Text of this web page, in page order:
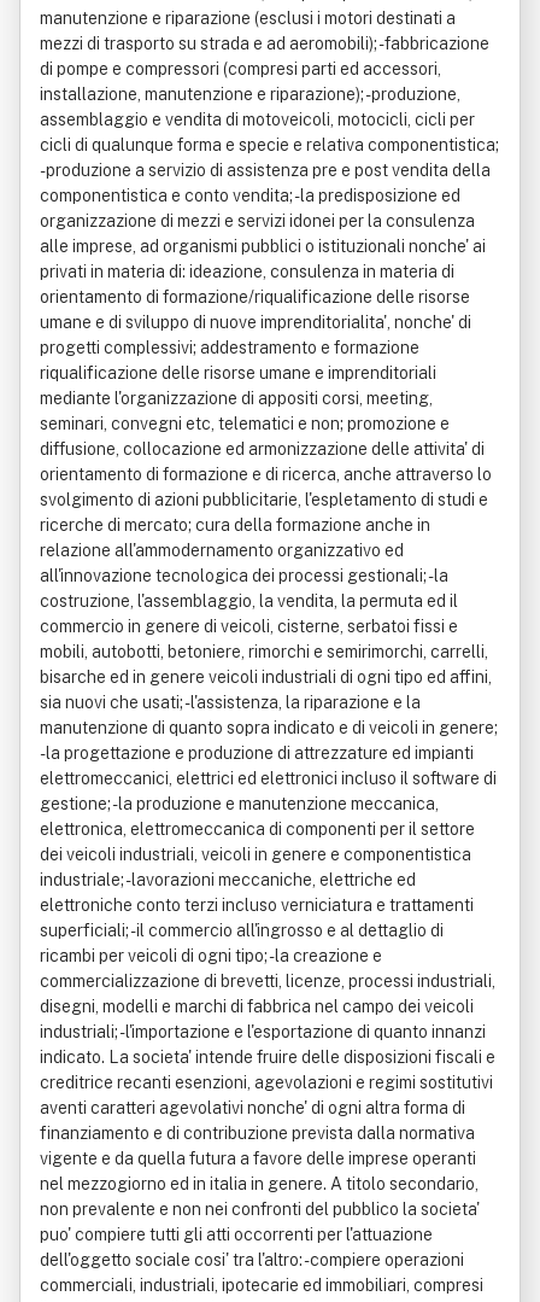
manutenzione e riparazione (esclusi i motori destinati a
mezzi di trasporto su strada e ad aeromobili); - fabbricazione
di pompe e compressori (compresi parti ed accessori,
installazione, manutenzione e riparazione); - produzione,
assemblaggio e vendita di motoveicoli, motocicli, cicli per
cicli di qualunque forma e specie e relativa componentistica;
- produzione a servizio di assistenza pre e post vendita della
componentistica e conto vendita; - la predisposizione ed
organizzazione di mezzi e servizi idonei per la consulenza
alle imprese, ad organismi pubblici o istituzionali nonche' ai
privati in materia di: ideazione, consulenza in materia di
orientamento di formazione/riqualificazione delle risorse
umane e di sviluppo di nuove imprenditorialita', nonche' di
progetti complessivi; addestramento e formazione
riqualificazione delle risorse umane e imprenditoriali
mediante l'organizzazione di appositi corsi, meeting,
seminari, convegni etc, telematici e non; promozione e
diffusione, collocazione ed armonizzazione delle attivita' di
orientamento di formazione e di ricerca, anche attraverso lo
svolgimento di azioni pubblicitarie, l'espletamento di studi e
ricerche di mercato; cura della formazione anche in
relazione all'ammodernamento organizzativo ed
all'innovazione tecnologica dei processi gestionali; - la
costruzione, l'assemblaggio, la vendita, la permuta ed il
commercio in genere di veicoli, cisterne, serbatoi fissi e
mobili, autobotti, betoniere, rimorchi e semirimorchi, carrelli,
bisarche ed in genere veicoli industriali di ogni tipo ed affini,
sia nuovi che usati; - l'assistenza, la riparazione e la
manutenzione di quanto sopra indicato e di veicoli in genere;
- la progettazione e produzione di attrezzature ed impianti
elettromeccanici, elettrici ed elettronici incluso il software di
gestione; - la produzione e manutenzione meccanica,
elettronica, elettromeccanica di componenti per il settore
dei veicoli industriali, veicoli in genere e componentistica
industriale; - lavorazioni meccaniche, elettriche ed
elettroniche conto terzi incluso verniciatura e trattamenti
superficiali; - il commercio all'ingrosso e al dettaglio di
ricambi per veicoli di ogni tipo; - la creazione e
commercializzazione di brevetti, licenze, processi industriali,
disegni, modelli e marchi di fabbrica nel campo dei veicoli
industriali; - l'importazione e l'esportazione di quanto innanzi
indicato. La societa' intende fruire delle disposizioni fiscali e
creditrice recanti esenzioni, agevolazioni e regimi sostitutivi
aventi caratteri agevolativi nonche' di ogni altra forma di
finanziamento e di contribuzione prevista dalla normativa
vigente e da quella futura a favore delle imprese operanti
nel mezzogiorno ed in italia in genere. A titolo secondario,
non prevalente e non nei confronti del pubblico la societa'
puo' compiere tutti gli atti occorrenti per l'attuazione
dell'oggetto sociale cosi' tra l'altro: - compiere operazioni
commerciali, industriali, ipotecarie ed immobiliari, compresi